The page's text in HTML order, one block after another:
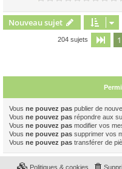
Nouveau sujet
204 sujets Page
1
Vous ne pouvez pas publier de
Vous ne pouvez pas répondre aux
Vous ne pouvez pas modifier vos
Vous ne pouvez pas supprimer vos
Vous ne pouvez pas transférer de
Politiques & cookies